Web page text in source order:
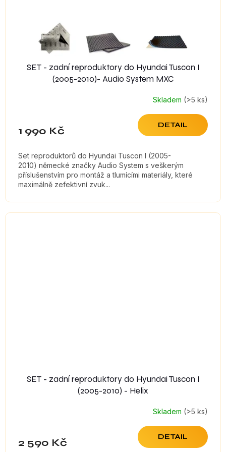
SET - zadní reproduktory do Hyundai Tuscon I
(2005-2010)- Audio System MXC
Skladem (>5 ks)
1 990 Kč DETAIL
Set reproduktorů do Hyundai Tuscon I (2005-
2010) německé značky Audio System s veškerým
příslušenstvím pro montáž a tlumícími materiály, které
maximálně zefektivní zvuk...
SET - zadní reproduktory do Hyundai Tuscon I
(2005-2010) - Helix
Skladem (>5 ks)
2 590 Kč DETAIL